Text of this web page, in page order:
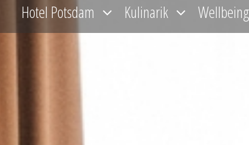
Hotel Potsdam Kulinarik Wellbeing